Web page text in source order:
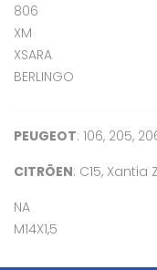
806
XM
XSARA
BERLINGO
PEUGEOT: 106, 205,
CITRÖEN: C15, Xantia
NA
M14X1,5